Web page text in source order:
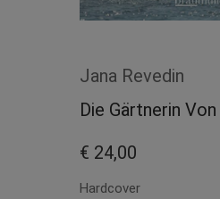
Jana Revedin
Die Gärtnerin
€ 24,00
Hardcover